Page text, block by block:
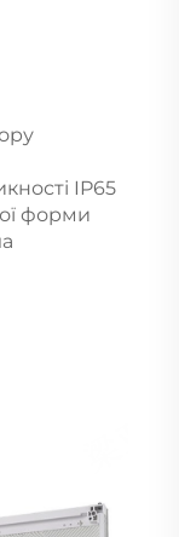
IP65
форми